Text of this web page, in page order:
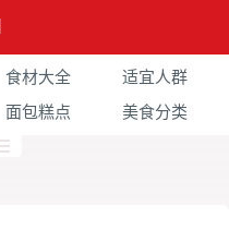
食材大全
适宜人群
面包糕点 美食分类